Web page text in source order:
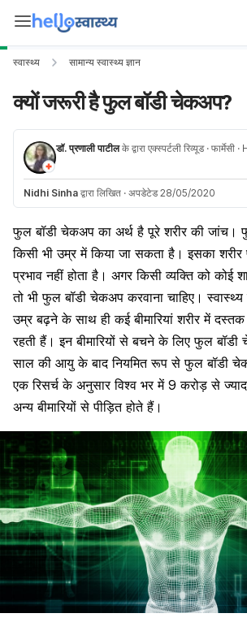
स्वास्थ्य सामान्य स्वास्थ्य ज्ञान
क्यों जरूरी है फुल बॉडी चेकअप?
डॉ. प्रणाली पाटीलके द्वारा एक्स्पर्टली रिव्यूड · फार्मेसी ·
Nidhi Sinha द्वारा लिखित · अपडेटेड 28/05/2020
फुल बॉडीचेकअप का अर्थ है पूरे शरीर की
किसी भी उम्र में किया जा सकता है। इसका शरीर
प्रभाव नहीं होता है। अगर किसी व्यक्ति को कोई
तो भी फुल बॉडी चेकअप करवाना चाहिए। स्वास्थ्य
उम्र बढ़ने के साथ ही कई बीमारियां शरीर में
रहती हैं। इन बीमारियों से बचने के लिए फुल
साल की आयु के बाद नियमित रूप से फुल बॉडी
एक रिसर्च के अनुसार विश्व भर में 9 करोड़ से
अन्य बीमारियों से पीड़ित होते हैं।